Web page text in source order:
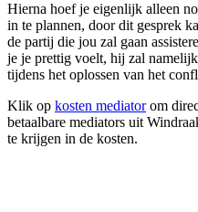
Hierna hoef je eigenlijk alleen
in te plannen, door dit gesprek
de partij die jou zal gaan
je je prettig voelt, hij zal
tijdens het oplossen van het
Klik op kosten mediatorom
betaalbare mediators uit
te krijgen in de kosten.